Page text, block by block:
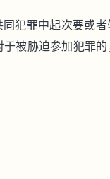
犯罪中起次要或
被胁迫参加犯罪